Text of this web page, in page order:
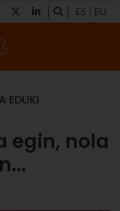
ES EU
EDUKI
egin, nola